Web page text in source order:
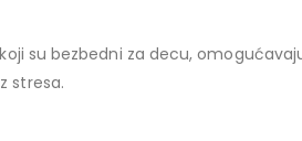
su bezbedni za decu,
stresa.